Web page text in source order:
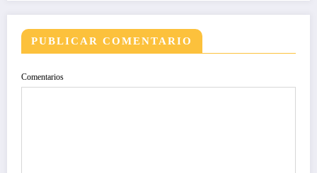
PUBLICAR COMENTARIO
Comentarios